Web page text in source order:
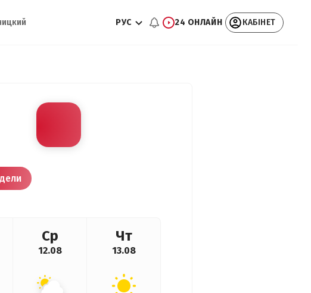
РУС 24 ОНЛАЙН КАБІНЕТ
Ср
12.08
Чт
13.08